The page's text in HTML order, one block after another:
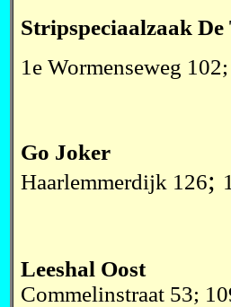
Stripspeciaalzaak De
1e Wormenseweg
Go Joker
Haarlemmerdijk 126;
Leeshal Oost
Commelinstraat 53;